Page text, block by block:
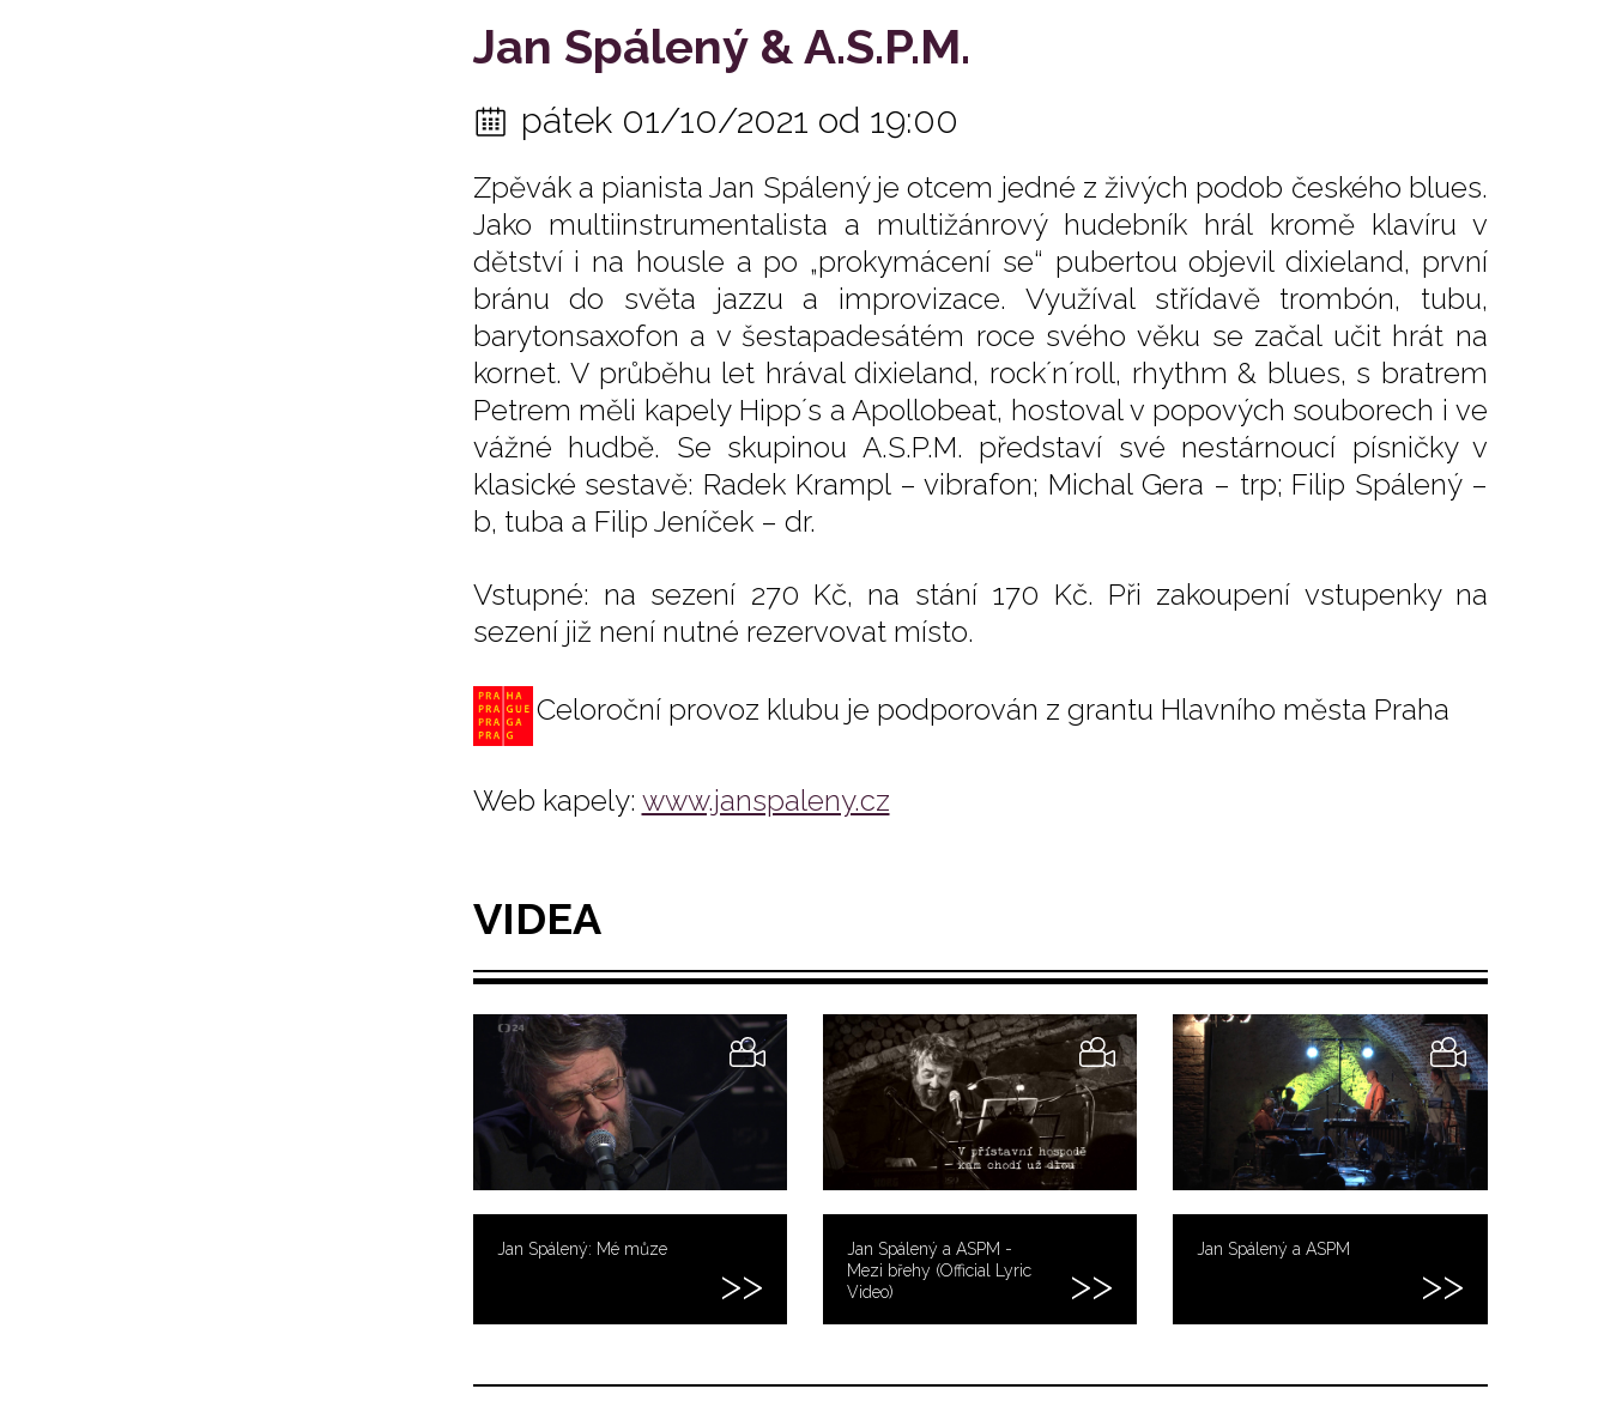
Jan Spálený & A.S.P.M.
pátek 01/10/2021 od 19:00
Zpěvák a pianista Jan Spálený je otcem jedné z živých podob českého blues.
Jako multiinstrumentalista a multižánrový hudebník hrál kromě klavíru v
dětství i na housle a po „prokymácení se“ pubertou objevil dixieland, první
bránu do světa jazzu a improvizace. Využíval střídavě trombón, tubu,
barytonsaxofon a v šestapadesátém roce svého věku se začal učit hrát na
kornet. V průběhu let hrával dixieland, rock´n´roll, rhythm & blues, s bratrem
Petrem měli kapely Hipp´s a Apollobeat, hostoval v popových souborech i ve
vážné hudbě. Se skupinou A.S.P.M. představí své nestárnoucí písničky v
klasické sestavě: Radek Krampl – vibrafon; Michal Gera – trp; Filip Spálený –
b, tuba a Filip Jeníček – dr.
Vstupné: na sezení 270 Kč, na stání 170 Kč. Při zakoupení vstupenky na
sezení již není nutné rezervovat místo.
Celoroční provoz klubu je podporován z grantu Hlavního města Praha
Web kapely: www.janspaleny.cz
VIDEA
Jan Spálený: Mé můze
Jan Spálený a ASPM -
Mezi břehy (Official Lyric
Video)
Jan Spálený a ASPM